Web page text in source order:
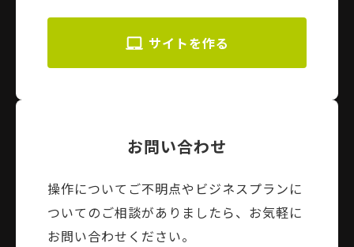
サイトを作る
お問い合わせ
操作についてご不明点やビジネスプランに
ついてのご相談がありましたら、お気軽に
お問い合わせください。